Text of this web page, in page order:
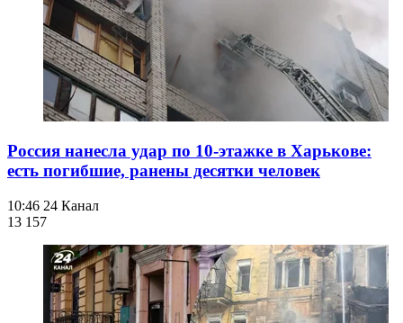
Россия нанесла удар по 10-этажке в Харькове:
есть погибшие, ранены десятки человек
10:46 24 Канал
13 157